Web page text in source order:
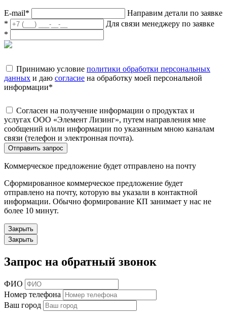
E-mail*
Направим детали по заявке
*
Для связи менеджеру по заявке
*
Принимаю условие политики обработки персональных
данных и даю согласие на обработку моей персональной
информации*
Согласен на получение информации о продуктах и
услугах ООО «Элемент Лизинг», путем направления мне
сообщений и/или информации по указанным мною каналам
связи (телефон и электронная почта).
Отправить запрос
Коммерческое предложение будет отправлено на почту
Сформированное коммерческое предложение будет
отправлено на почту, которую вы указали в контактной
информации. Обычно формирование КП занимает у нас не
более 10 минут.
Закрыть
Закрыть
Запрос на обратный звонок
ФИО
Номер телефона
Ваш город